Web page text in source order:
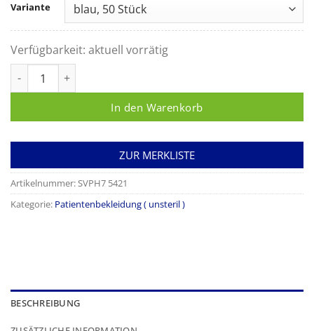
Variante
Verfügbarkeit: aktuell vorrätig
In den Warenkorb
ZUR MERKLISTE
Artikelnummer:SVPH7 5421
Kategorie: Patientenbekleidung ( unsteril )
BESCHREIBUNG